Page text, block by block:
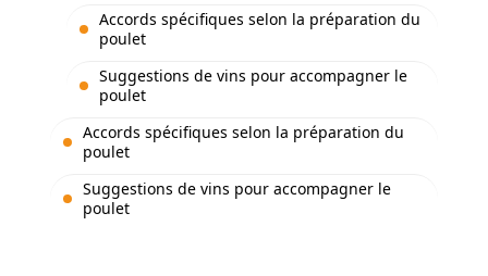
Accords spécifiques selon la préparation du
poulet
Suggestions de vins pour accompagner le
poulet
Accords spécifiques selon la préparation du
poulet
Suggestions de vins pour accompagner le
poulet